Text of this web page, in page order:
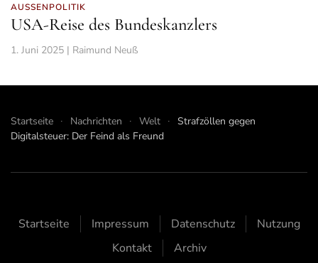
AUSSENPOLITIK
USA-Reise des Bundeskanzlers
1. Juni 2025 | Raimund Neuß
Startseite Nachrichten Welt
Strafzöllen gegen
Digitalsteuer: Der Feind als Freund
Startseite Impressum Datenschutz
Nutzung
Kontakt
Archiv